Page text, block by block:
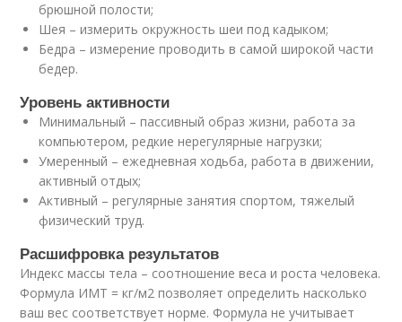
брюшной полости;
Шея – измерить окружность шеи под кадыком;
Бедра – измерение проводить в самой широкой части
бедер.
Уровень активности
Минимальный – пассивный образ жизни, работа за
компьютером, редкие нерегулярные нагрузки;
Умеренный – ежедневная ходьба, работа в движении,
активный отдых;
Активный – регулярные занятия спортом, тяжелый
физический труд.
Расшифровка результатов
Индекс массы тела – соотношение веса и роста человека.
Формула ИМТ = кг/м2 позволяет определить насколько
ваш вес соответствует норме. Формула не учитывает